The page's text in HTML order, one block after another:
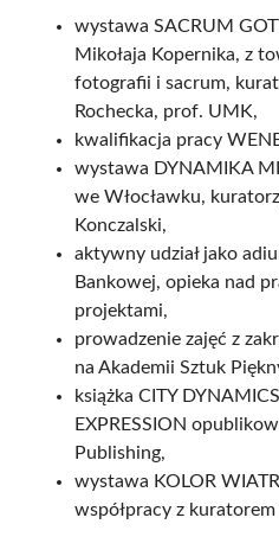
wystawa SACRUM
Mikołaja Kopernika, z
fotografii i sacrum,
Rochecka, prof. UMK,
kwalifikacja pracy
wystawa DYNAMIKA
we Włocławku,
Konczalski,
aktywny udział jako
Bankowej, opieka nad
projektami,
prowadzenie zajęć z
na Akademii Sztuk
książka CITY
EXPRESSION
Publishing,
wystawa KOLOR
współpracy z kuratorem